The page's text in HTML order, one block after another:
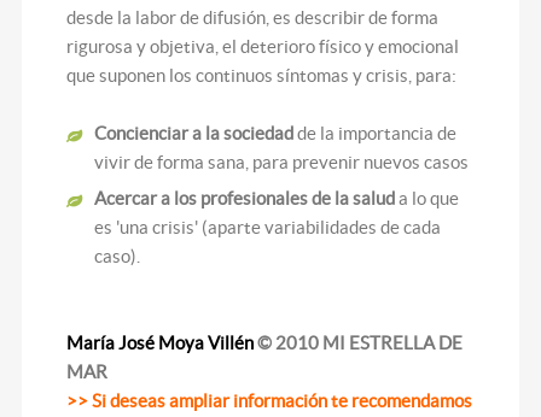
desde la labor de difusión, es describir de forma
rigurosa y objetiva, el deterioro físico y emocional
que suponen los continuos síntomas y crisis, para:
Concienciar a la sociedadde la importancia de
vivir de forma sana, para prevenir nuevos casos
Acercar a los profesionales de la saluda lo que
es 'una crisis' (aparte variabilidades de cada
caso).
María José Moya Villén © 2010 MI ESTRELLA DE
MAR
>> Si deseas ampliar información te recomendamos